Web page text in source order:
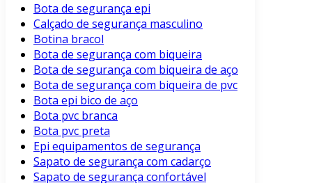
Bota de segurança epi
Calçado de segurança masculino
Botina bracol
Bota de segurança com biqueira
Bota de segurança com biqueira de aço
Bota de segurança com biqueira de pvc
Bota epi bico de aço
Bota pvc branca
Bota pvc preta
Epi equipamentos de segurança
Sapato de segurança com cadarço
Sapato de segurança confortável